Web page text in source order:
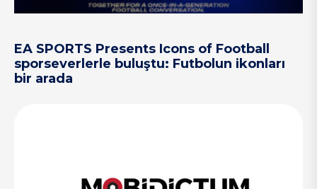
EA SPORTS Presents Icons of Football
sporseverlerle buluştu: Futbolun ikonları
bir arada